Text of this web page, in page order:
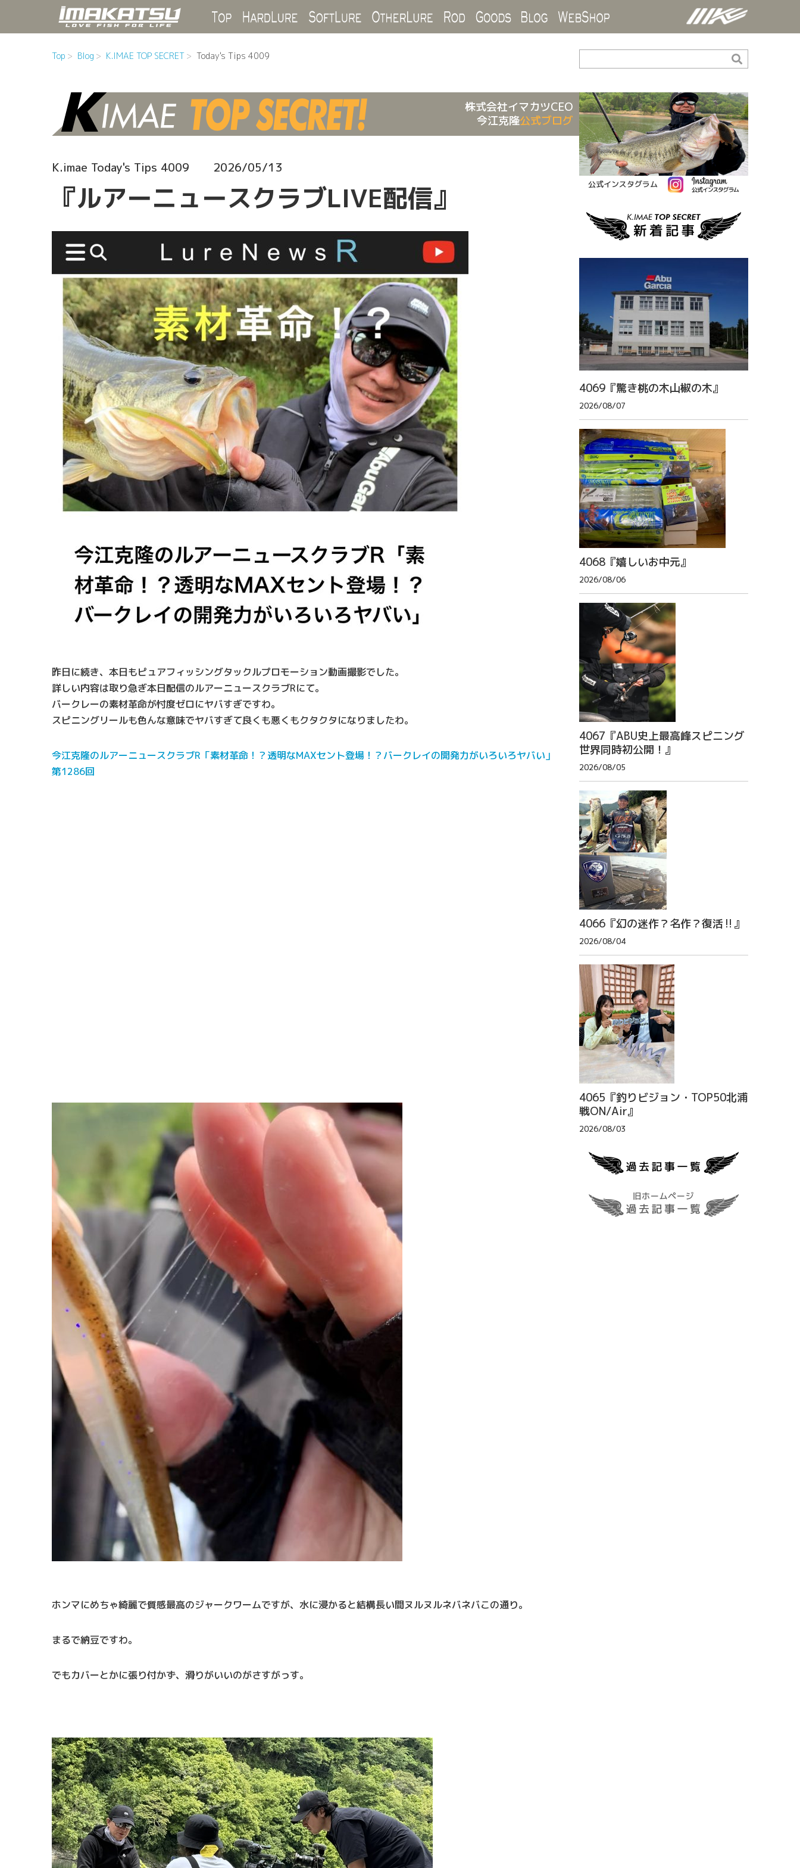
Top Hard Lure Soft Lure Other Lure
Rod Goods Blog
Top Blog K.IMAE TOP SECRET Today's Tips 4009
株式会社イマカツCEO
今江克隆公式ブログ
公式インスタグラム
K.imae Today's Tips 4009 2026/05/13
『ルアーニュースクラブLIVE配信』
昨日に続き、本日もピュアフィッシングタックルプロモーション動画撮影でした。
詳しい内容は取り急ぎ本日配信のルアーニュースクラブRにて。
バークレーの素材革命が忖度ゼロにヤバすぎですわ。
スピニングリールも色んな意味でヤバすぎて良くも悪くもクタクタになりましたわ。
今江克隆のルアーニュースクラブR「素材革命！？透明なMAXセント登場！？バークレイの開発力がいろいろヤバい」
第1286回
ホンマにめちゃ綺麗で質感最高のジャークワームですが、水に浸かると結構長い間ヌルヌルネバネバこの通り。
まるで納豆ですわ。
でもカバーとかに張り付かず、滑りがいいのがさすがっす。
4069『驚き桃の木山椒の木』
2026/08/07
4068『嬉しいお中元』
2026/08/06
4067『ABU史上最高峰スピニング
世界同時初公開！』
2026/08/05
4066『幻の迷作？名作？復活‼』
2026/08/04
4065『釣りビジョン・TOP50北浦
戦ON/Air』
2026/08/03